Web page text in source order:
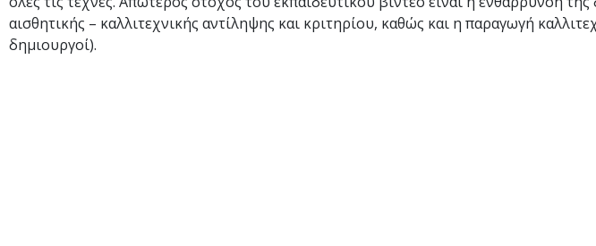
αισθητικής – καλλιτεχνικής αντίληψης και κριτηρίου, καθώς και η παραγωγή
δημιουργοί).